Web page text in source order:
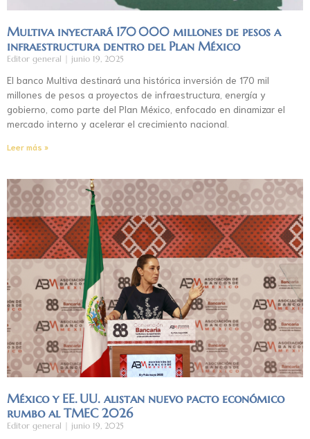
Multiva inyectará 170 000 millones de pesos a
infraestructura dentro del Plan México
Editor general junio 19, 2025
El banco Multiva destinará una histórica inversión de 170 mil
millones de pesos a proyectos de infraestructura, energía y
gobierno, como parte del Plan México, enfocado en dinamizar el
mercado interno y acelerar el crecimiento nacional.
Leer más »
México y EE. UU. alistan nuevo pacto económico
rumbo al TMEC 2026
Editor general junio 19, 2025